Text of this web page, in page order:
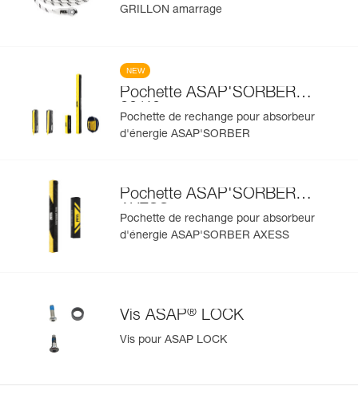
GRILLON amarrage
NEW
Pochette ASAP'SORBER
20/40
Pochette de rechange pour absorbeur
d'énergie ASAP'SORBER
Pochette ASAP'SORBER
AXESS
Pochette de rechange pour absorbeur
d'énergie ASAP'SORBER AXESS
Vis ASAP® LOCK
Vis pour ASAP LOCK